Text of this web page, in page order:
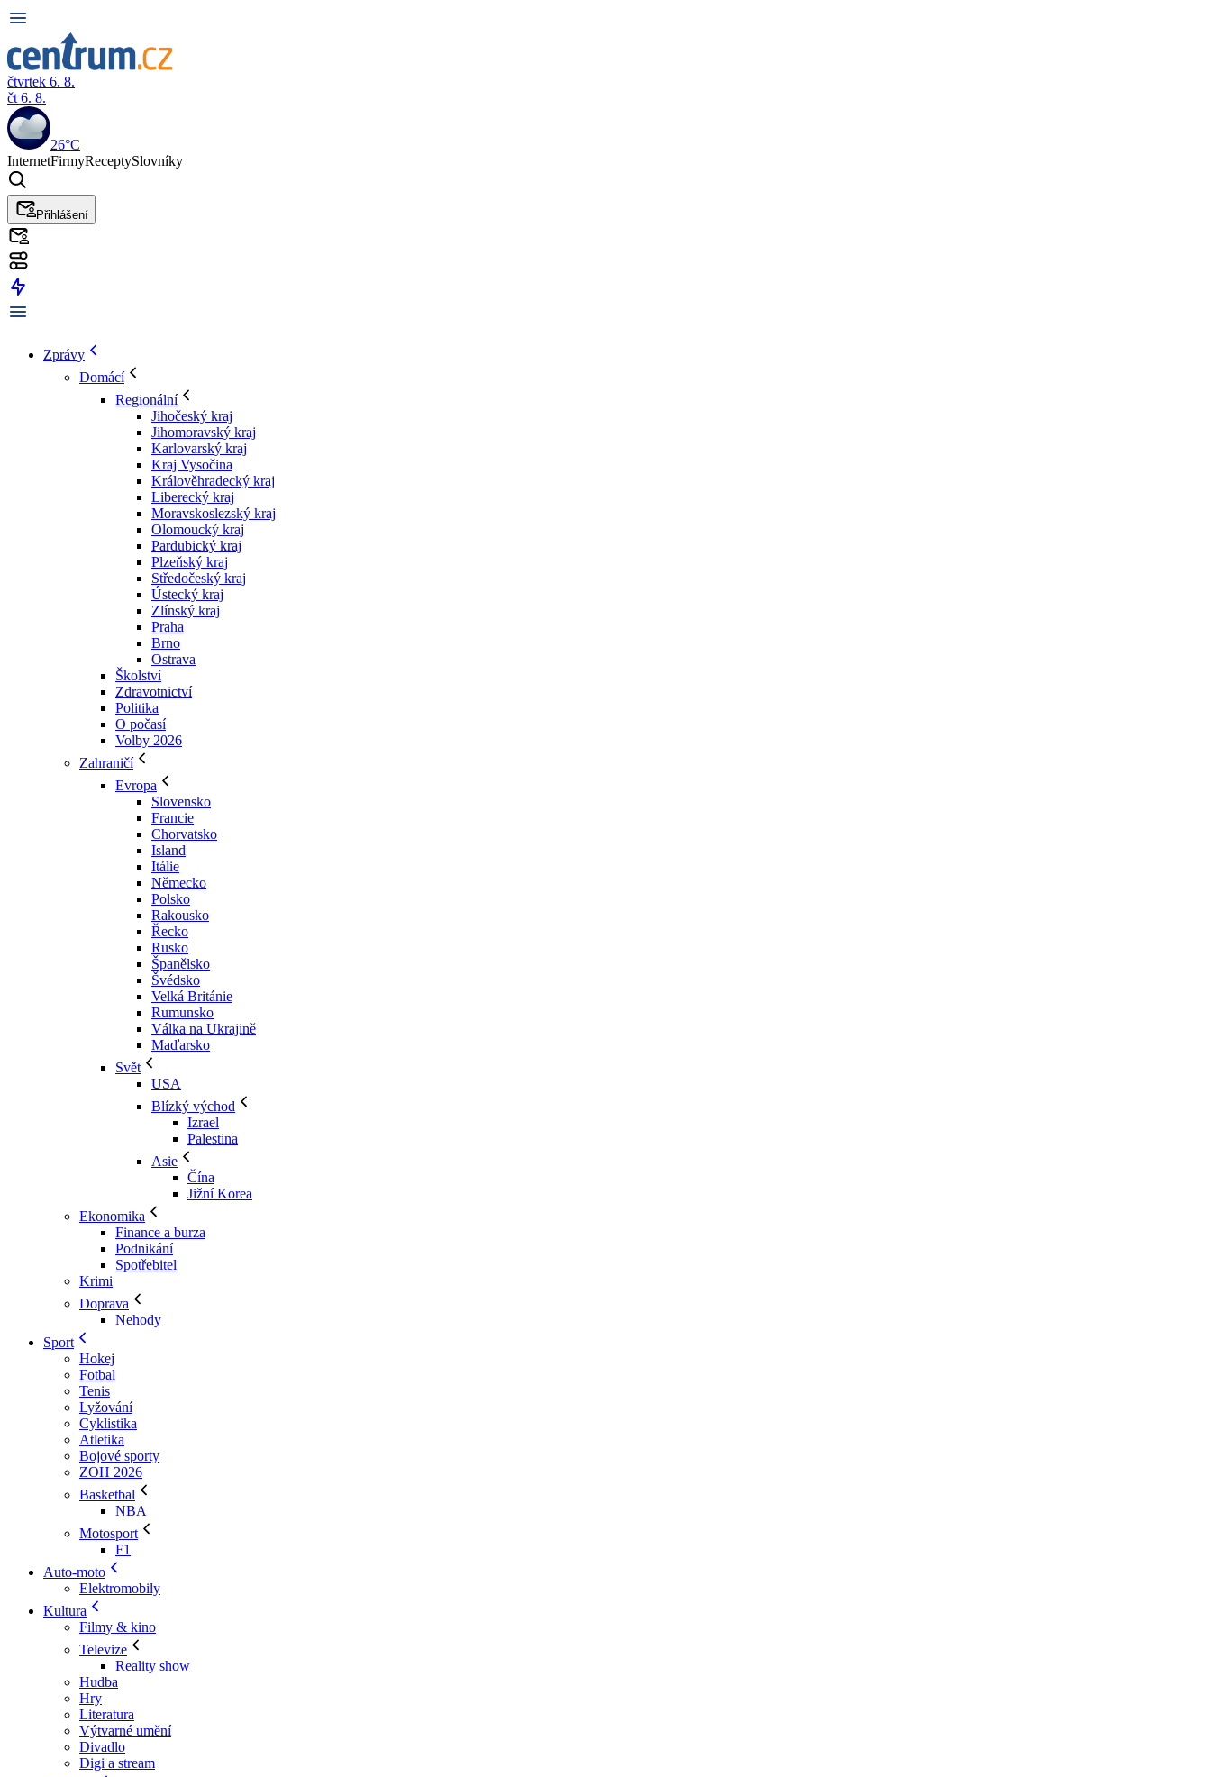
čtvrtek 6. 8.
čt 6. 8.
26°C
InternetFirmyReceptySlovníky
Přihlášení
Zprávy
Domácí
Regionální
Jihočeský kraj
Jihomoravský kraj
Karlovarský kraj
Kraj Vysočina
Králověhradecký kraj
Liberecký kraj
Moravskoslezský kraj
Olomoucký kraj
Pardubický kraj
Plzeňský kraj
Středočeský kraj
Ústecký kraj
Zlínský kraj
Praha
Brno
Ostrava
Školství
Zdravotnictví
Politika
O počasí
Volby 2026
Zahraničí
Evropa
Slovensko
Francie
Chorvatsko
Island
Itálie
Německo
Polsko
Rakousko
Řecko
Rusko
Španělsko
Švédsko
Velká Británie
Rumunsko
Válka na Ukrajině
Maďarsko
Svět
USA
Blízký východ
Izrael
Palestina
Asie
Čína
Jižní Korea
Ekonomika
Finance a burza
Podnikání
Spotřebitel
Krimi
Doprava
Nehody
Sport
Hokej
Fotbal
Tenis
Lyžování
Cyklistika
Atletika
Bojové sporty
ZOH 2026
Basketbal
NBA
Motosport
F1
Auto-moto
Elektromobily
Kultura
Filmy & kino
Televize
Reality show
Hudba
Hry
Literatura
Výtvarné umění
Divadlo
Digi a stream